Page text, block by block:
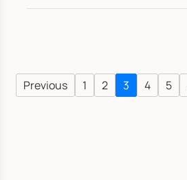
Previous 1 2 3 4 5